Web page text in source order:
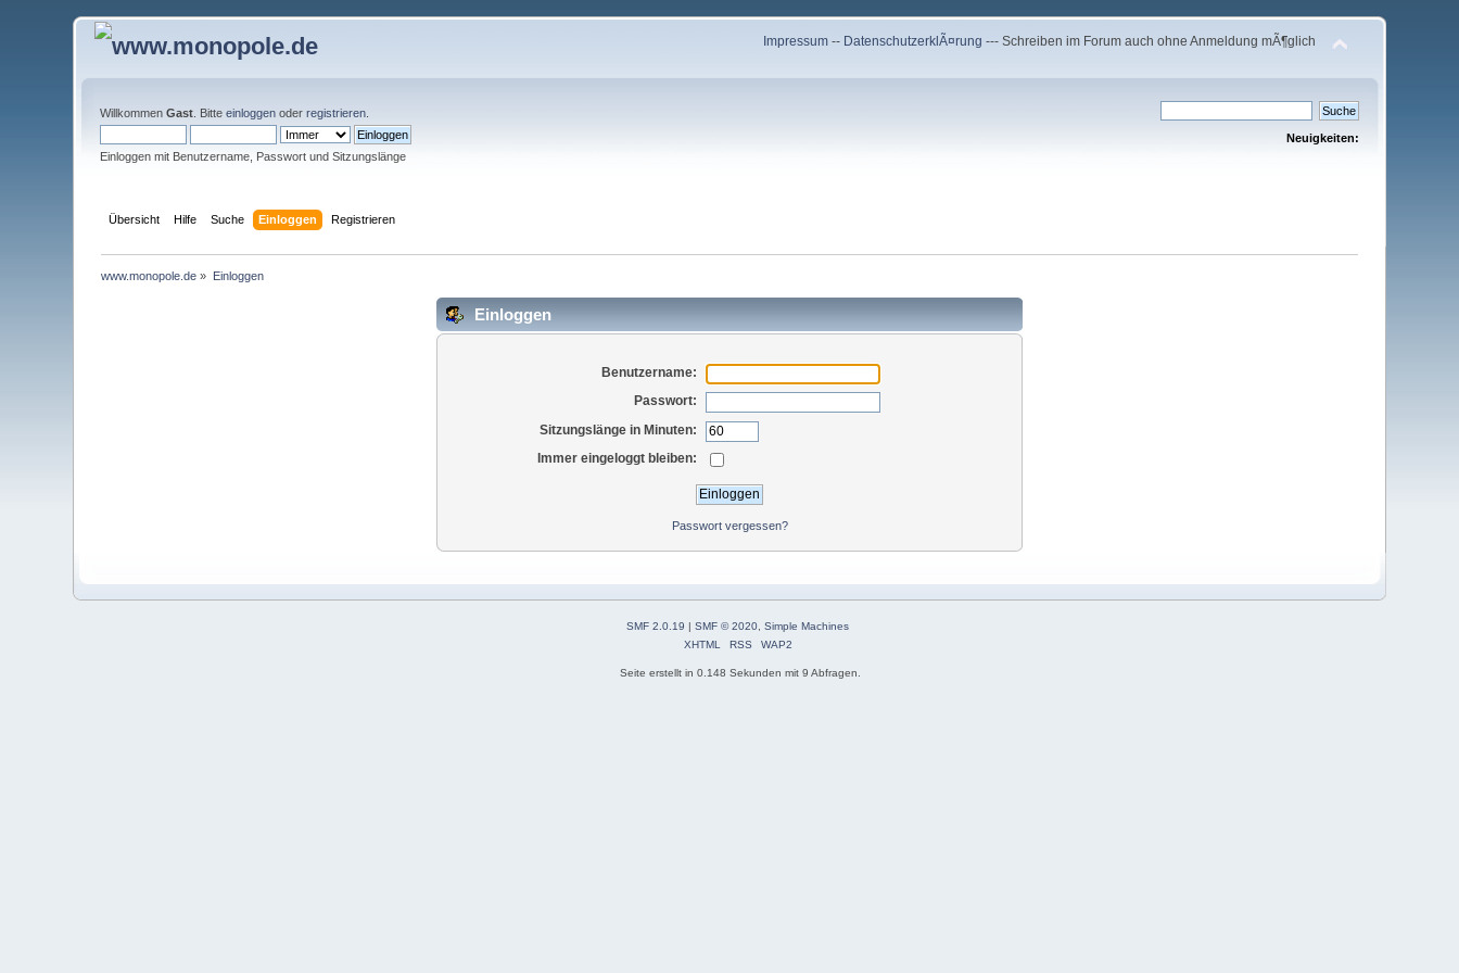
Impressum -- DatenschutzerklÃ¤rung --- Schreiben im Forum auch ohne Anmeldung mÃ¶glich
WillkommenGast . Bitteeinloggen oderregistrieren
Einloggen mit Benutzername, Passwort und Sitzungslänge
Neuigkeiten:
Übersicht Hilfe Suche Einloggen Registrieren
www.monopole.de » Einloggen
Einloggen
Benutzername:
Passwort:
Sitzungslänge in Minuten:
Immer eingeloggt bleiben:
Passwort vergessen?
SMF 2.0.19 SMF © 2020, Simple Machines
XHTML
RSS WAP2
Seite erstellt in 0.148 Sekunden mit 9 Abfragen.